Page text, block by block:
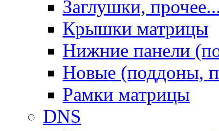
Заглушки,
Крышки матрицы
Нижние панели
Новые (поддоны,
Рамки матрицы
DNS